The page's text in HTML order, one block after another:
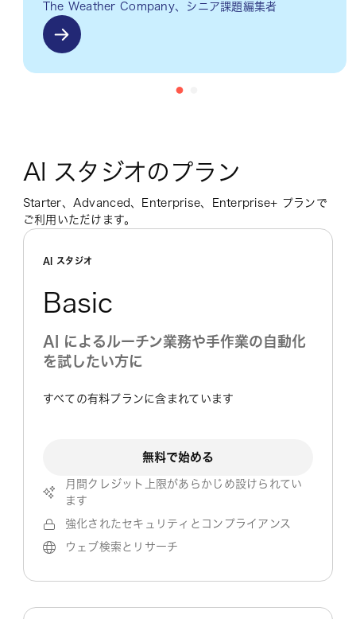
The Weather Company、シニア課題編集者
AI スタジオのプラン
Starter、Advanced、Enterprise、Enterprise+ プランで
ご利用いただけます。
AI スタジオ
Basic
AI によるルーチン業務や手作業の自動化
を試したい方に
すべての有料プランに含まれています
無料で始める
月間クレジット上限があらかじめ設けられてい
ます
強化されたセキュリティとコンプライアンス
ウェブ検索とリサーチ